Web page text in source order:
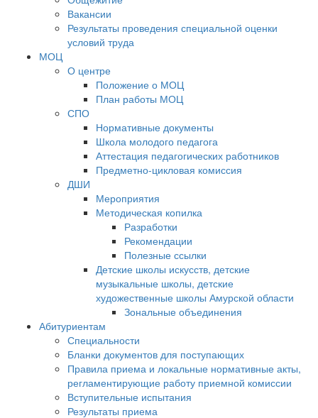
Вакансии
Результаты проведения специальной оценки
условий труда
МОЦ
О центре
Положение о МОЦ
План работы МОЦ
СПО
Нормативные документы
Школа молодого педагога
Аттестация педагогических работников
Предметно-цикловая комиссия
ДШИ
Мероприятия
Методическая копилка
Разработки
Рекомендации
Полезные ссылки
Детские школы искусств, детские
музыкальные школы, детские
художественные школы Амурской области
Зональные объединения
Абитуриентам
Специальности
Бланки документов для поступающих
Правила приема и локальные нормативные акты,
регламентирующие работу приемной комиссии
Вступительные испытания
Результаты приема